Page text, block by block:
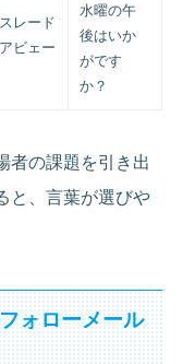
レード
ビェー
水曜の午
後はいか
がです
か？
者の課題を引き出
と、言葉が選びや
ォローメール